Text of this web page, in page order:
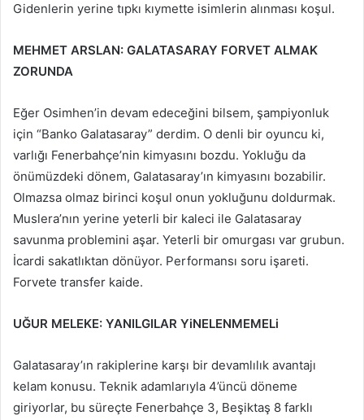
Gidenlerin yerine tıpkı kıymette isimlerin alınması koşul.
MEHMET ARSLAN: GALATASARAY FORVET ALMAK
ZORUNDA
Eğer Osimhen’in devam edeceğini bilsem, şampiyonluk
için “Banko Galatasaray” derdim. O denli bir oyuncu ki,
varlığı Fenerbahçe’nin kimyasını bozdu. Yokluğu da
önümüzdeki dönem, Galatasaray’ın kimyasını bozabilir.
Olmazsa olmaz birinci koşul onun yokluğunu doldurmak.
Muslera’nın yerine yeterli bir kaleci ile Galatasaray
savunma problemini aşar. Yeterli bir omurgası var grubun.
İcardi sakatlıktan dönüyor. Performansı soru işareti.
Forvete transfer kaide.
UĞUR MELEKE: YANILGILAR YiNELENMEMELi
Galatasaray’ın rakiplerine karşı bir devamlılık avantajı
kelam konusu. Teknik adamlarıyla 4’üncü döneme
giriyorlar, bu süreçte Fenerbahçe 3, Beşiktaş 8 farklı